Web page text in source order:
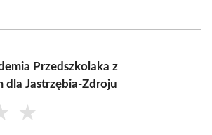
Przedszkolaka z
dla Jastrzębia-Zdroju
★